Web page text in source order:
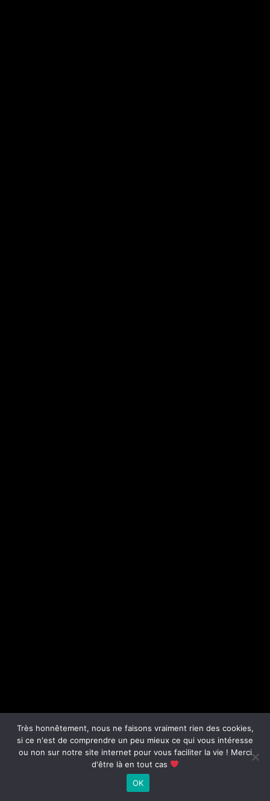
Très honnêtement, nous ne faisons vraiment rien des cookies,
si ce n'est de comprendre un peu mieux ce qui vous intéresse
ou non sur notre site internet pour vous faciliter la vie ! Merci
d'être là en tout cas
OK